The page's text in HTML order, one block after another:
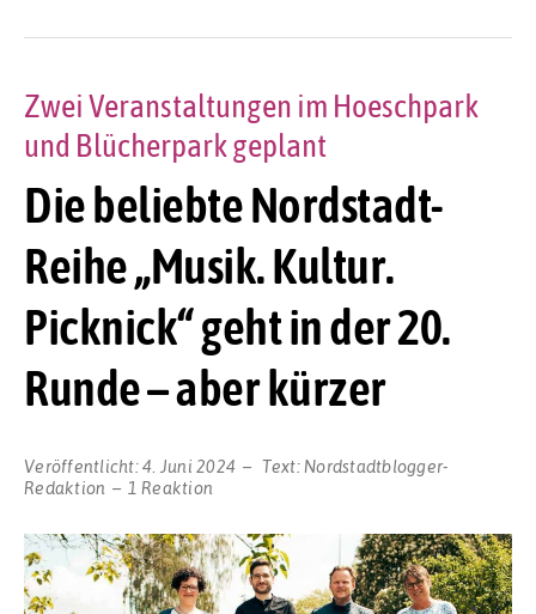
Die beliebte Nordstadt-
Reihe „Musik. Kultur.
Picknick“ geht in der 20.
Runde – aber kürzer
Zwei Veranstaltungen im Hoeschpark
und Blücherpark geplant
Veröffentlicht:4. Juni 2024 Text: Nordstadtblogger-
Redaktion
1 Reaktion